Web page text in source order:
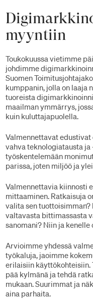
myyntiin
Toukokuussa vietimme
johdimme
Suomen
kumppanin, jolla on laaja
tuoreista
maailman ymmärrys,
kuin kuluttajapuolella.
Valmennettavat
vahva teknologiatausta ja
työskentelemään
parissa, joten miljöö ja
Valmennettavia kiinnosti
mittaaminen. Ratkaisuja
valita sen
valtavasta bittimassasta
sanomani? Niin ja
Arvioimme yhdessä
työkaluja, jaoimme
erilaisiin käyttökohteisiin.
pää kylmänä ja tehdä
mukaan. Suurimmat ja
aina parhaita.